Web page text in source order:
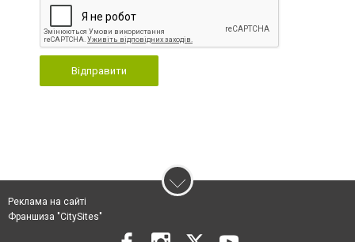
Відправити
Реклама на сайті
Франшиза "CitySites"